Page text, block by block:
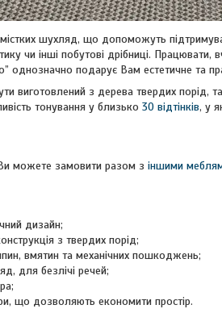
шухляд, що допоможуть
чи інші побутові дрібниці.
однозначно подарує Вам естетичне та
виготовлений з дерева твердих порід,
тонування у близько 30 відтінків, у
можете замовити разом з іншими
дизайн;
з твердих порід;
вмятин та механічних пошкоджень;
для безлічі речей;
що дозволяють економити простір.